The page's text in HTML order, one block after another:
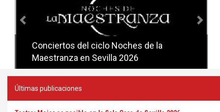
Conciertos del ciclo Candlelight en
Sevilla
Últimas publicaciones